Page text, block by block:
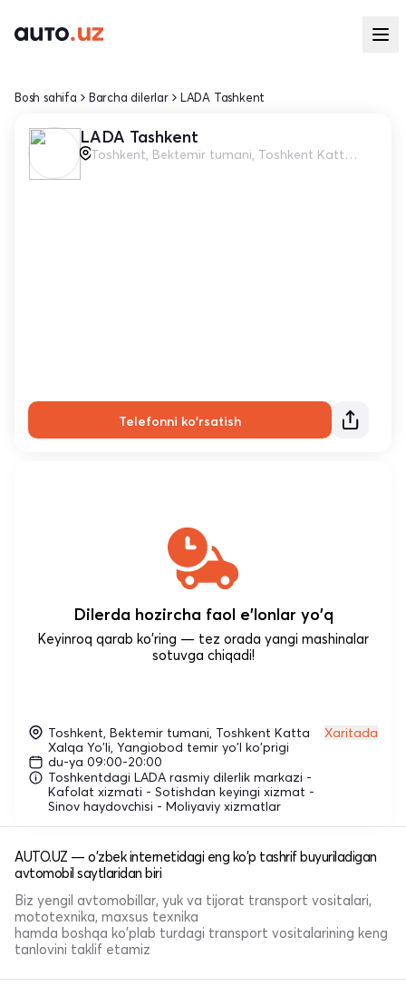
Bosh sahifa Barcha dilerlar LADA Tashkent
LADA Tashkent
Toshkent, Bektemir tumani, Toshkent Katta Xalqa Yo'li, Yangiobod temir yo'l ko'prigi
Telefonni ko'rsatish
Xaritada
Toshkent, Bektemir tumani, Toshkent Katta
Xalqa Yo'li, Yangiobod temir yo'l ko'prigi
du-ya 09:00-20:00
Toshkentdagi LADA rasmiy dilerlik markazi -
Kafolat xizmati - Sotishdan keyingi xizmat -
Sinov haydovchisi - Moliyaviy xizmatlar
Dilerda hozircha faol e'lonlar yo'q
Keyinroq qarab ko'ring — tez orada yangi mashinalar
sotuvga chiqadi!
AUTO.UZ — o'zbek internetidagi eng ko'p tashrif buyuriladigan
avtomobil saytlaridan biri
Biz yengil avtomobillar, yuk va tijorat transport vositalari,
mototexnika, maxsus texnika
hamda boshqa ko'plab turdagi transport vositalarining keng
tanlovini taklif etamiz